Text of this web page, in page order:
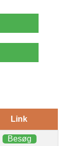
Link
Besøg